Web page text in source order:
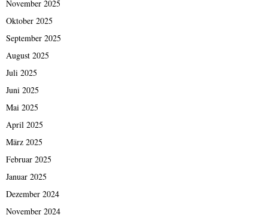
November 2025
Oktober 2025
September 2025
August 2025
Juli 2025
Juni 2025
Mai 2025
April 2025
März 2025
Februar 2025
Januar 2025
Dezember 2024
November 2024